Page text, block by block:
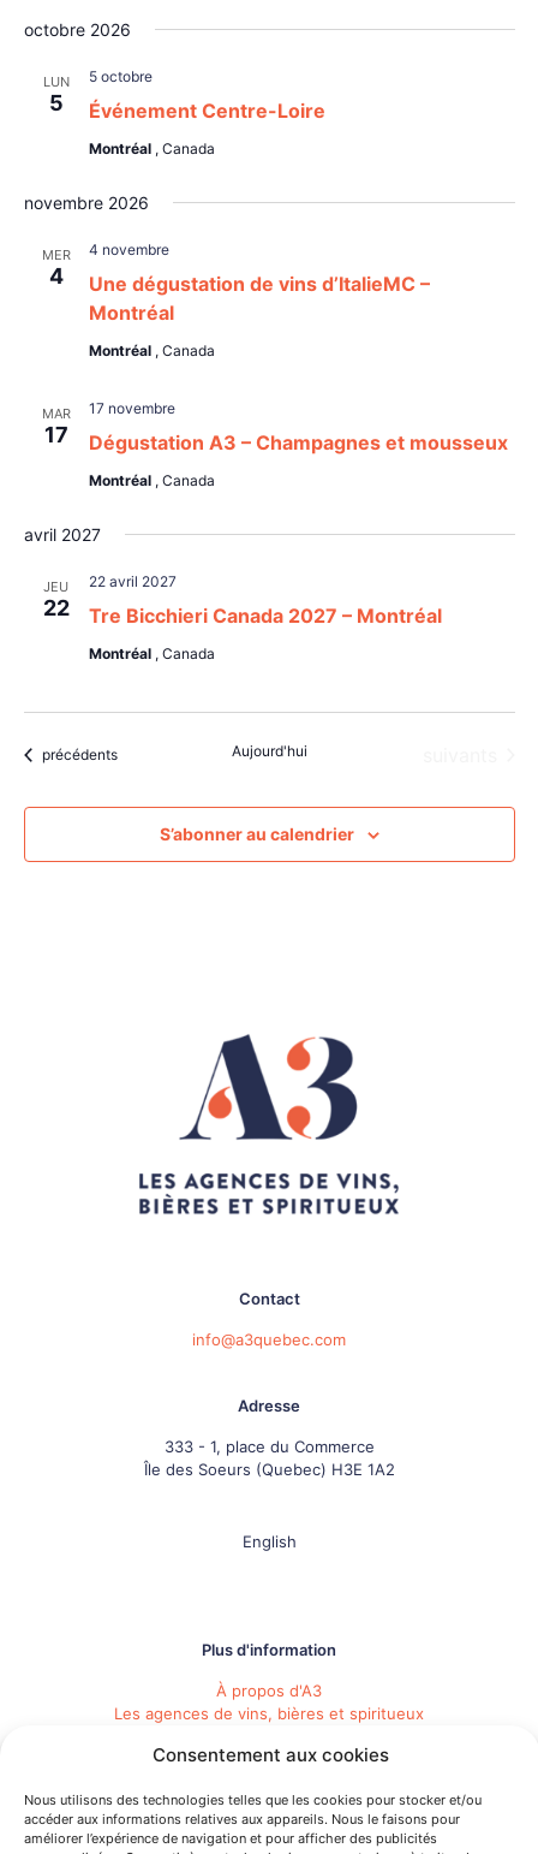
Consentement aux cookies
Nous utilisons des technologies telles que les cookies pour stocker et/ou
accéder aux informations relatives aux appareils. Nous le faisons pour
améliorer l’expérience de navigation et pour afficher des publicités
une
octobre 2026
LUN
5 Événement Centre-Loire
5 octobre
Montréal , Canada
novembre 2026
MER
4
Une dégustation de vins d’ItalieMC –
Montréal
4 novembre
Montréal , Canada
MAR
17 Dégustation A3 – Champagnes et mousseux
17 novembre
Montréal , Canada
avril 2027
JEU
22 Tre Bicchieri Canada 2027 – Montréal
22 avril 2027
Montréal , Canada
Évènements
précédents Aujourd'hui
S’abonner au calendrier
Contact
info@a3quebec.com
Adresse
333 - 1, place du Commerce
Île des Soeurs (Quebec) H3E 1A2
English
Plus d'information
À propos d'A3
Les agences de vins, bières et spiritueux
Événements (Calendrier de l'industrie)
Devenir membre d'A3
Besoin d'une agence